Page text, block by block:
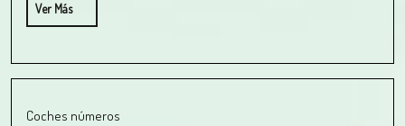
Ver Más
Coches números